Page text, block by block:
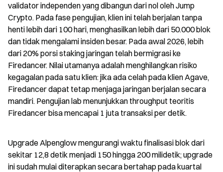
validator independen yang dibangun dari nol oleh Jump
Crypto. Pada fase pengujian, klien ini telah berjalan tanpa
henti lebih dari 100 hari, menghasilkan lebih dari 50.000 blok
dan tidak mengalami insiden besar. Pada awal 2026, lebih
dari 20% porsi staking jaringan telah bermigrasi ke
Firedancer. Nilai utamanya adalah menghilangkan risiko
kegagalan pada satu klien: jika ada celah pada klien Agave,
Firedancer dapat tetap menjaga jaringan berjalan secara
mandiri. Pengujian lab menunjukkan throughput teoritis
Firedancer bisa mencapai 1 juta transaksi per detik.
Upgrade Alpenglow mengurangi waktu finalisasi blok dari
sekitar 12,8 detik menjadi 150 hingga 200 milidetik; upgrade
ini sudah mulai diterapkan secara bertahap pada kuartal